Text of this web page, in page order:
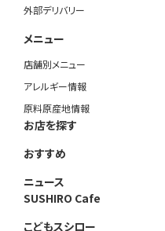
外部デリバリー
メニュー
店舗別メニュー
アレルギー情報
原料原産地情報
お店を探す
おすすめ
ニュース
SUSHIRO Cafe
こどもスシロー